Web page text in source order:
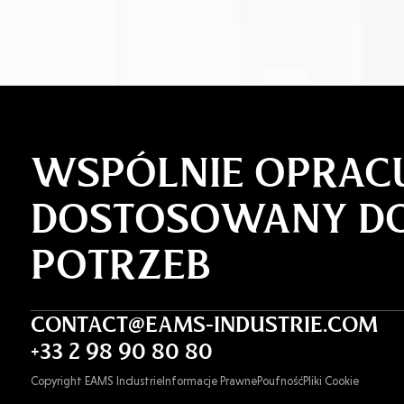
WSPÓLNIE
DOSTOSOWANY
POTRZEB
CONTACT@EAMS-INDUSTRIE.COM
+33 2 98 90 80 80
Copyright EAMS IndustrieInformacje PrawnePoufnośćPliki Cookie